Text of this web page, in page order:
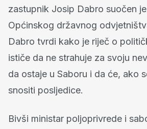
zastupnik Josip Dabro suočen
Općinskog državnog
Dabro tvrdi kako je riječ o
ističe da ne strahuje za svoju
da ostaje u Saboru i da će, ako
snositi posljedice.
Bivši ministar poljoprivrede i